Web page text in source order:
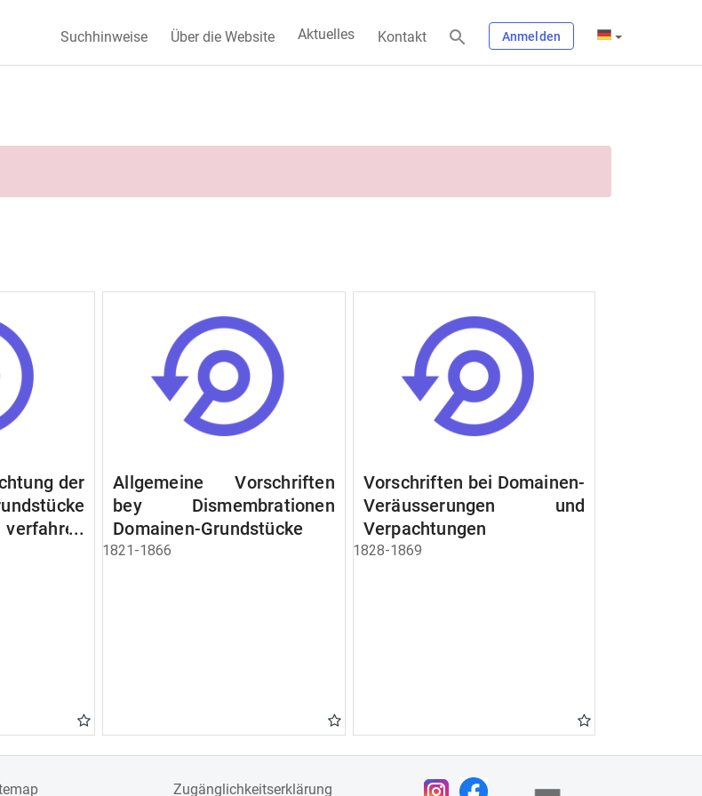
Suchhinweise Über die Website Aktuelles Kontakt Anmelden
der
Allgemeine Vorschriften
bey Dismembrationen
Domainen-Grundstücke
1821-1866
Vorschriften bei Domainen-
Veräusserungen und
Verpachtungen
1828-1869
Zugänglichkeitserklärung